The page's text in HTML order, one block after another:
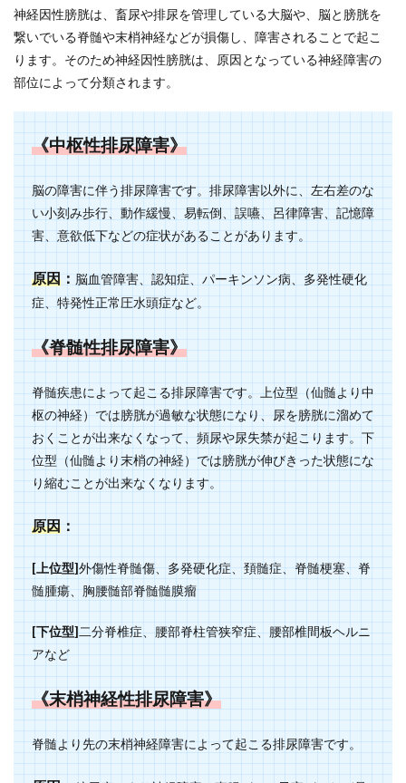
神経因性膀胱は、畜尿や排尿を管理している大脳や、脳と膀胱を
繋いでいる脊髄や末梢神経などが損傷し、障害されることで起こ
ります。そのため神経因性膀胱は、原因となっている神経障害の
部位によって分類されます。
《中枢性排尿障害》
脳の障害に伴う排尿障害です。排尿障害以外に、左右差のな
い小刻み歩行、動作緩慢、易転倒、誤嚥、呂律障害、記憶障
害、意欲低下などの症状があることがあります。
原因：脳血管障害、認知症、パーキンソン病、多発性硬化
症、特発性正常圧水頭症など。
《脊髄性排尿障害》
脊髄疾患によって起こる排尿障害です。上位型（仙髄より中
枢の神経）では膀胱が過敏な状態になり、尿を膀胱に溜めて
おくことが出来なくなって、頻尿や尿失禁が起こります。下
位型（仙髄より末梢の神経）では膀胱が伸びきった状態にな
り縮むことが出来なくなります。
原因：
[上位型]外傷性脊髄傷、多発硬化症、頚髄症、脊髄梗塞、脊
髄腫瘍、胸腰髄部脊髄髄膜瘤
[下位型]二分脊椎症、腰部脊柱管狭窄症、腰部椎間板ヘルニ
アなど
《末梢神経性排尿障害》
脊髄より先の末梢神経障害によって起こる排尿障害です。